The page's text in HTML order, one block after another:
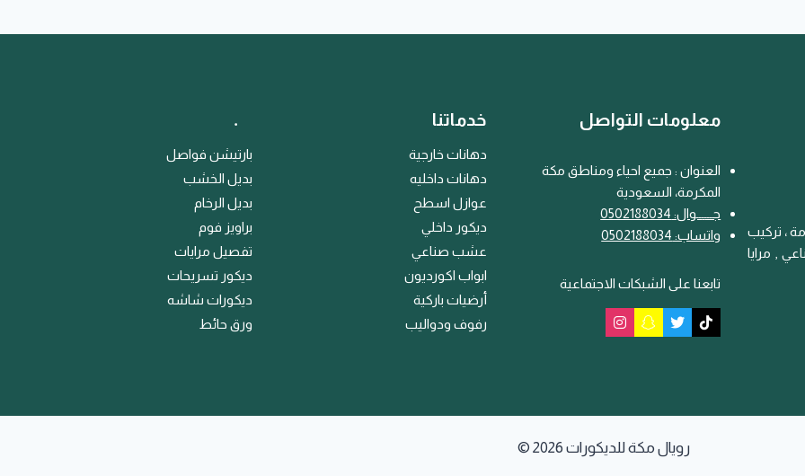
، تركيب
, مرايا
معلومات التواصل
العنوان : جميع احياء ومناطق مكة
المكرمة، السعودية
جـــ
ــوال: 0502188034
واتساب: 0502188034
تابعنا على الشبكات الاجتماعية
خدماتنا
دهانات خارجية
دهانات داخليه
عوازل اسطح
ديكور داخلي
عشب صناعي
ابواب اكورديون
أرضيات باركية
رفوف ودواليب
﹒
بارتيشن فواصل
بديل الخشب
بديل الرخام
براويز فوم
تفصيل مرايات
ديكور تسريحات
ديكورات شاشه
ورق حائط
© 2026 رويال مكة للديكورات